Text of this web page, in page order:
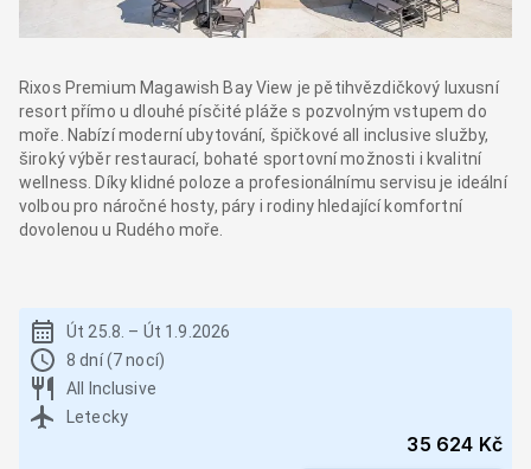
Rixos Premium Magawish Bay View je pětihvězdičkový luxusní
resort přímo u dlouhé písčité pláže s pozvolným vstupem do
moře. Nabízí moderní ubytování, špičkové all inclusive služby,
široký výběr restaurací, bohaté sportovní možnosti i kvalitní
wellness. Díky klidné poloze a profesionálnímu servisu je ideální
volbou pro náročné hosty, páry i rodiny hledající komfortní
dovolenou u Rudého moře.
Út 25.8. – Út 1.9.2026
8 dní (7 nocí)
All Inclusive
Letecky
35 624 Kč